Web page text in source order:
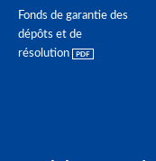
Fonds de garantie des
dépôts et de
résolution